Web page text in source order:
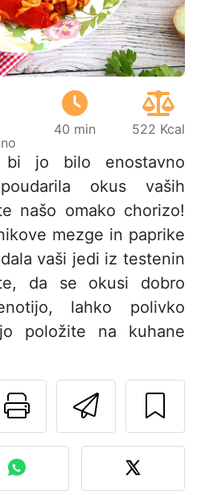
40 min 522 Kcal
jo bilo enostavno
okus vaših
našo omako chorizo!
mezge in paprike
vaši jedi iz testenin
da se okusi dobro
lahko polivko
položite na kuhane
Pošlji
Natisni to
fotografijo